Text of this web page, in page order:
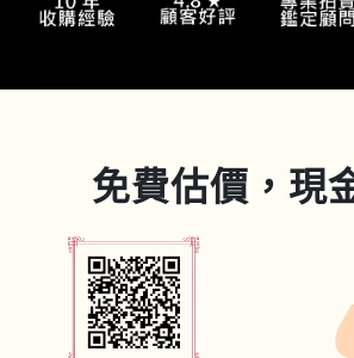
免費估價，現